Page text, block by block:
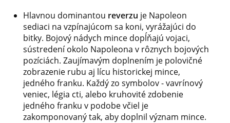
Hlavnou dominantou reverzu je Napoleon
sediaci na vzpínajúcom sa koni, vyrážajúci do
bitky. Bojový nádych mince dopĺňajú vojaci,
sústredení okolo Napoleona v rôznych bojových
pozíciách. Zaujímavým doplnením je polovičné
zobrazenie rubu aj lícu historickej mince,
jedného franku. Každý zo symbolov - vavrínový
veniec, légia cti, alebo kruhovité zdobenie
jedného franku v podobe včiel je
zakomponovaný tak, aby doplnil význam mince.